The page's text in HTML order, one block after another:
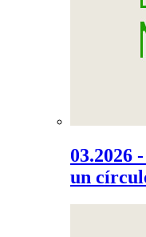
03.2026
un